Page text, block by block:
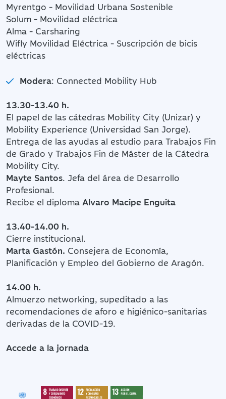
Myrentgo - Movilidad Urbana Sostenible
Solum - Movilidad eléctrica
Alma - Carsharing
Wifly Movilidad Eléctrica - Suscripción de bicis
eléctricas
Modera: Connected Mobility Hub
13.30-13.40 h.
El papel de las cátedras Mobility City (Unizar) y
Mobility Experience (Universidad San Jorge).
Entrega de las ayudas al estudio para Trabajos Fin
de Grado y Trabajos Fin de Máster de la Cátedra
Mobility City.
Mayte Santos. Jefa del área de Desarrollo
Profesional.
Recibe el diploma Alvaro Macipe Enguita
13.40-14.00 h.
Cierre institucional.
Marta Gastón. Consejera de Economía,
Planificación y Empleo del Gobierno de Aragón.
14.00 h.
Almuerzo networking, supeditado a las
recomendaciones de aforo e higiénico-sanitarias
derivadas de la COVID-19.
Accede a la jornada